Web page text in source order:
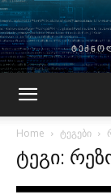
Home ტეგები
ტეგი: